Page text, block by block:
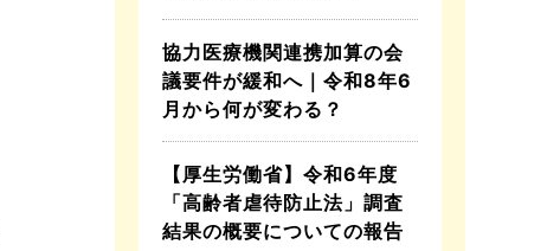
協力医療機関連携加算の会
議要件が緩和へ｜令和8年6
月から何が変わる？
【厚生労働省】令和6年度
「高齢者虐待防止法」調査
結果の概要についての報告